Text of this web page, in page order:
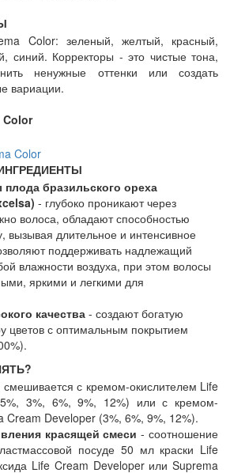
Color: зеленый, желтый, красный,
синий. Корректоры - это чистые тона,
ненужные оттенки или создать
вариации.
Color
бразильского ореха
- глубоко проникают через
волоса, обладают способностью
вызывая длительное и интенсивное
поддерживать надлежащий
влажности воздуха, при этом волосы
яркими и легкими для
качества - создают богатую
цветов с оптимальным покрытием
смешивается с кремом-окислителем Life
3%, 6%, 9%, 12%) или с кремом-
Cream Developer (3%, 6%, 9%, 12%).
красящей смеси - соотношение
посуде 50 мл краски Life
Life Cream Developer или Suprema